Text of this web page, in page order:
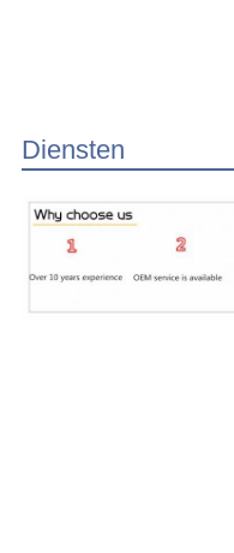
Diensten